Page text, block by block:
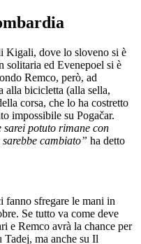
Kigali, dove lo sloveno si è
solitaria ed Evenepoel si è
Remco, però, ad
alla bicicletta (alla sella,
corsa, che lo ha costretto
impossibile su Pogačar.
sarei potuto rimane con
cambiato” ha detto
fanno sfregare le mani in
Se tutto va come deve
e Remco avrà la chance per
ma anche su Il